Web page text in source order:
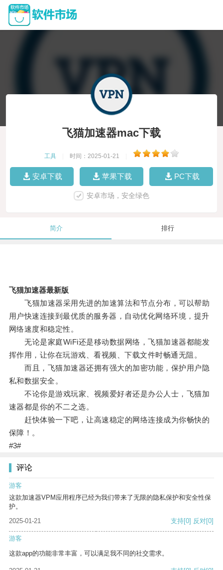
飞猫加速器mac下载
工具 时间：2025-01-21
安卓下载 苹果下载 PC下载
安卓市场，安全绿色
简介 排行
飞猫加速器最新版
飞猫加速器采用先进的加速算法和节点分布，可以帮助
用户快速连接到最优质的服务器，自动优化网络环境，提升
网络速度和稳定性。
无论是家庭WiFi还是移动数据网络，飞猫加速器都能发
挥作用，让你在玩游戏、看视频、下载文件时畅通无阻。
而且，飞猫加速器还拥有强大的加密功能，保护用户隐
私和数据安全。
不论你是游戏玩家、视频爱好者还是办公人士，飞猫加
速器都是你的不二之选。
赶快体验一下吧，让高速稳定的网络连接成为你畅快的
保障！。
#3#
评论
游客
这款加速器VPM应用程序已经为我们带来了无限的隐私保护和安全性保
护。
2025-01-21
支持[0] 反对[0]
游客
这款app的功能非常丰富，可以满足我不同的社交需求。